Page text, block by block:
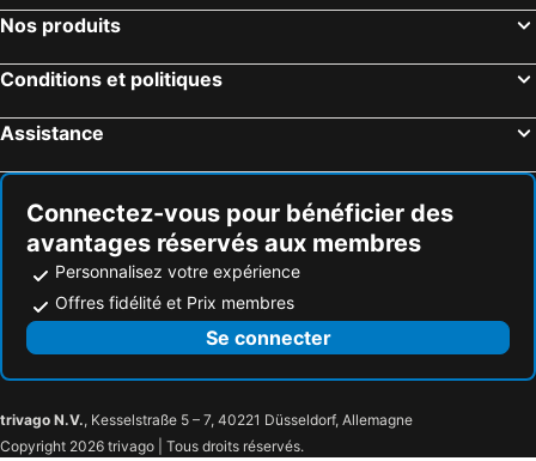
Gulf Shores, Alabama Hôtels
New York, New York Hôtels
Honolulu, Hawaii Hôtels
Nos produits
Conditions et politiques
Assistance
Connectez-vous pour bénéficier des
avantages réservés aux membres
Personnalisez votre expérience
Offres fidélité et Prix membres
Se connecter
trivago N.V., Kesselstraße 5 – 7, 40221 Düsseldorf, Allemagne
Copyright 2026 trivago | Tous droits réservés.